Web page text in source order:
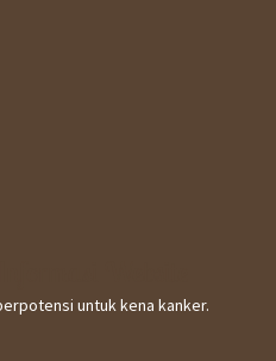
untuk kena kanker.